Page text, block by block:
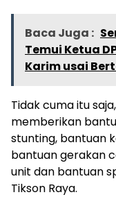
Baca Juga :
Temui Ketua
Karim usai
Tidak cuma itu
memberikan
stunting, bantuan
bantuan gerakan
unit dan bantuan
Tikson Raya.